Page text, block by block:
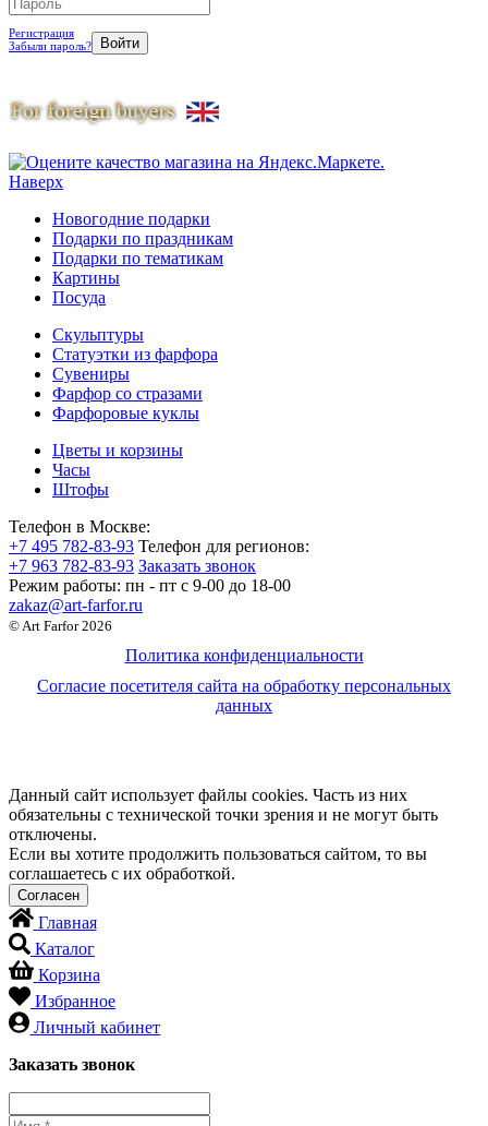
Регистрация
Забыли пароль?
Наверх
Новогодние подарки
Подарки по праздникам
Подарки по тематикам
Картины
Посуда
Скульптуры
Статуэтки из фарфора
Сувениры
Фарфор со стразами
Фарфоровые куклы
Цветы и корзины
Часы
Штофы
Телефон в Москве:
+7 495 782-83-93 Телефон для регионов:
+7 963 782-83-93 Заказать звонок
Режим работы: пн - пт c 9-00 до 18-00
zakaz@art-farfor.ru
© Art Farfor 2026
Политика конфиденциальности
Согласие посетителя сайта на обработку персональных
данных
Данный сайт использует файлы cookies. Часть из них
обязательны с технической точки зрения и не могут быть
отключены.
Если вы хотите продолжить пользоваться сайтом, то вы
соглашаетесь с их обработкой.
Главная
Каталог
Корзина
Избранное
Личный кабинет
Заказать звонок